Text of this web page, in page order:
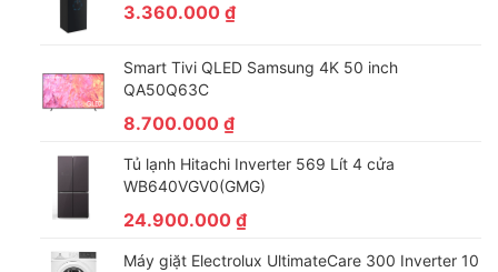
3.360.000 ₫
Smart Tivi QLED Samsung 4K 50 inch
QA50Q63C
8.700.000 ₫
Tủ lạnh Hitachi Inverter 569 Lít 4 cửa
WB640VGV0(GMG)
24.900.000 ₫
Máy giặt Electrolux UltimateCare 300 Inverter 10